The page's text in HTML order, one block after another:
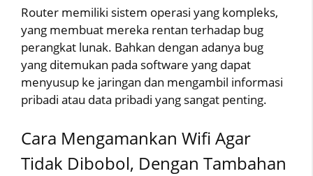
Router memiliki sistem operasi yang kompleks,
yang membuat mereka rentan terhadap bug
perangkat lunak. Bahkan dengan adanya bug
yang ditemukan pada software yang dapat
menyusup ke jaringan dan mengambil informasi
pribadi atau data pribadi yang sangat penting.
Cara Mengamankan Wifi Agar
Tidak Dibobol, Dengan Tambahan